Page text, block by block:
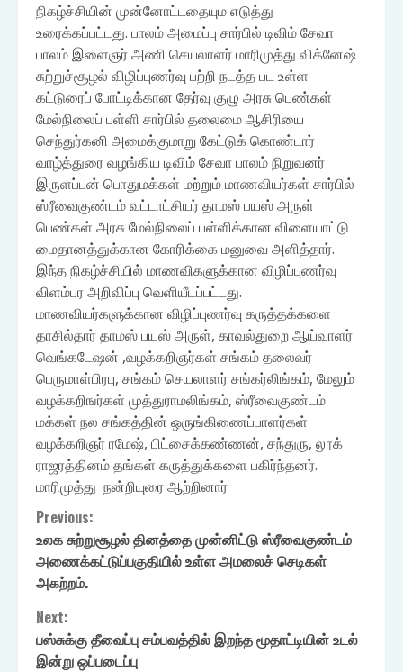
நிகழ்ச்சியின் முன்னோட்டதையும எடுத்து
உரைக்கப்பட்டது. பாலம் அமைப்பு சார்பில் டிவிம் சேவா
பாலம் இளைஞர் அணி செயலாளர் மாரிமுத்து விக்னேஷ்
சுற்றுச்சூழல் விழிப்புணர்வு பற்றி நடத்த பட உள்ள
கட்டுரைப் போட்டிக்கான தேர்வு குழு அரசு பெண்கள்
மேல்நிலைப் பள்ளி சார்பில் தலைமை ஆசிரியை
செந்துர்கனி அமைக்குமாறு கேட்டுக் கொண்டார்
வாழ்த்துரை வழங்கிய டிவிம் சேவா பாலம் நிறுவனர்
இருளப்பன் பொதுமக்கள் மற்றும் மாணவியர்கள் சார்பில்
ஸ்ரீவைகுண்டம் வட்டாட்சியர் தாமஸ் பயஸ் அருள்
பெண்கள் அரசு மேல்நிலைப் பள்ளிக்கான விளையாட்டு
மைதானத்துக்கான கோரிக்கை மனுவை அளித்தார்.
இந்த நிகழ்ச்சியில் மாணவிகளுக்கான விழிப்புணர்வு
விளம்பர அறிவிப்பு வெளியீடப்பட்டது.
மாணவியர்களுக்கான விழிப்புணர்வு கருத்தக்களை
தாசில்தார் தாமஸ் பயஸ் அருள், காவல்துறை ஆய்வாளர்
வெங்கடேஷன் ,வழக்கறிஞர்கள் சங்கம் தலைவர்
பெருமாள்பிரபு, சங்கம் செயலாளர் சங்கர்லிங்கம், மேலும்
‌வழக்கறிஙர்கள் முத்துராமலிங்கம், ஸ்ரீவைகுண்டம்
மக்கள் நல சங்கத்தின் ஒருங்கிணைப்பாளர்கள்
வழக்கறிஞர் ‌ரமேஷ், பிட்சைக்கண்ணன், சந்துரு, லூக்
ராஜரத்தினம் தங்கள் கருத்துக்களை பகிர்ந்தனர்.
மாரிமுத்து நன்றியுரை ஆற்றினார்
Continue
Reading
Previous:
உலக சுற்றுசூழல் தினத்தை முன்னிட்டு ஸ்ரீவைகுண்டம்
அணைக்கட்டுப்பகுதியில் உள்ள அமலைச் செடிகள்
அகற்றம்.
Next:
பஸ்சுக்கு தீவைப்பு சம்பவத்தில் இறந்த மூதாட்டியின் உடல்
இன்று ஒப்படைப்பு